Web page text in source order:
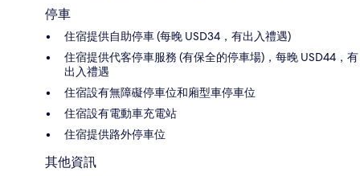
停車
住宿提供自助停車 (每晚 USD34，有出入禮遇)
住宿提供代客停車服務 (有保全的停車場)，每晚 USD44，有
出入禮遇
住宿設有無障礙停車位和廂型車停車位
住宿設有電動車充電站
住宿提供路外停車位
其他資訊